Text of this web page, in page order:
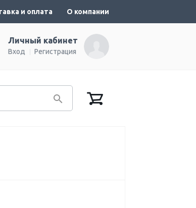
и оплата О компании
Личный кабинет
Вход Регистрация